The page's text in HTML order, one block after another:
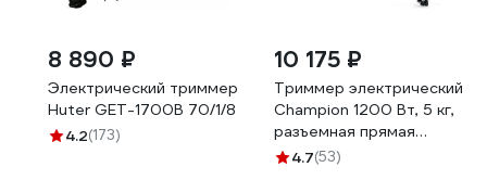
8 890 ₽
Электрический триммер
Huter GET-1700B 70/1/8
4.2(173)
10 175 ₽
Триммер электрический
Champion 1200 Вт, 5 кг,
разъемная прямая
штанга, корд 2х1,6 мм,
4.7(53)